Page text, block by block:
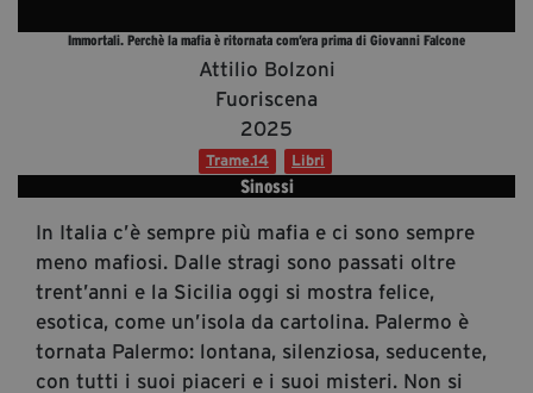
Il Diritto di Essere
Contatti
segreteria@tramefestival.it
info@tramefestival.it
+39 346 954 4078
Sinossi
In Italia c’è sempre più mafia e ci sono sempre
meno mafiosi. Dalle stragi sono passati oltre
trent’anni e la Sicilia oggi si mostra felice,
esotica, come un’isola da cartolina. Palermo è
tornata Palermo: lontana, silenziosa, seducente,
con tutti i suoi piaceri e i suoi misteri. Non si
Immortali. Perchè la mafia è ritornata com’era prima di Giovanni Falcone
Attilio Bolzoni
Fuoriscena
2025
Trame.14 Libri